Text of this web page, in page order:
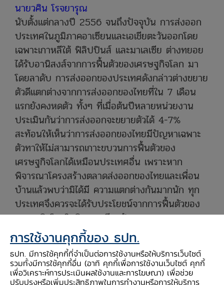
นายวศิน โรจยารุณ
นับตั้งแต่กลางปี 2556 จนถึงปัจจุบัน การส่งออก
ประเทศในภูมิภาคอาเซียนและเอเชียตะวันออกโดย
เฉพาะเกาหลีใต้ ฟิลิปปินส์ และมาเลเซีย ต่างทยอย
ได้รับอานิสงส์จากการฟื้นตัวของเศรษฐกิจโลก มา
โดยลาดับ การส่งออกของประเทศดังกล่าวต่างขยาย
ตัวดีแตกต่างจากการส่งออกของไทยที่ใน 7 เดือน
แรกยังคงหดตัว ทั้งๆ ที่เมื่อต้นปีหลายหน่วยงาน
ประเมินกันว่าการส่งออกจะขยายตัวได้ 4-7%
สะท้อนให้เห็นว่าการส่งออกของไทยมีปัญหาเฉพาะ
ตัวทาให้ไม่สามารถเกาะขบวนการฟื้นตัวของ
เศรษฐกิจโลกได้เหมือนประเทศอื่น เพราะหาก
พิจารณาโครงสร้างตลาดส่งออกของไทยและเพื่อน
บ้านแล้วพบว่ามิได้มี ความแตกต่างกันมากนัก ทุก
ประเทศจึงควรจะได้รับประโยชน์จากการฟื้นตัวของ
เศรษฐกิจโลกในทิศทางเดียวกัน
จุดที่ทำให้ทิศทางการส่งออกไทยต่างไปจากประเทศ
เพื่อนบ้านมาจากโครงสร้างสินค้าส่งออก ของไทย
เอง ซึ่งมีทั้งปัญหาเชิงโครงสร้างการผลิตที่ต้องใช้
เวลานานในการแก้ไข และปัญหาชั่วคราวที่พึ่งเกิดขึ้น
การใช้งานคุกกี้ของ ธปท.
ธปท. มีการใช้คุกกี้ที่จำเป็นต่อการใช้งานหรือให้บริการเว็บไซต์
รวมทั้งมีการใช้คุกกี้อื่น (อาทิ คุกกี้เพื่อการใช้งานเว็บไซต์ คุกกี้
เพื่อวิเคราะห์การประเมินผลใช้งานและการโฆษณา) เพื่อช่วย
ปรับปรุงหรือเพิ่มประสิทธิภาพในการทำงานหรือการให้บริการ